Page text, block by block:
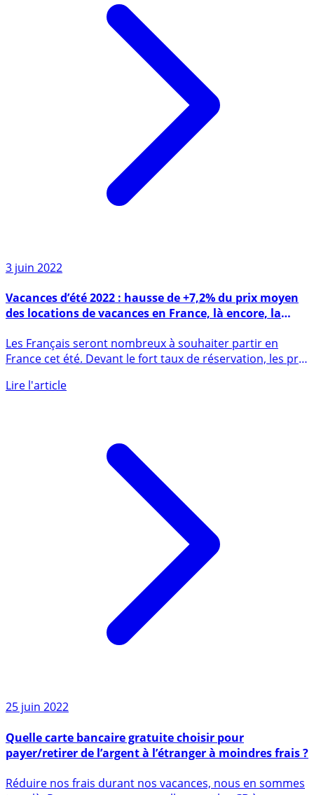
3 juin 2022
des locations de vacances en France, là encore, la
faute à la guerre en Ukraine ?
France cet été. Devant le fort taux de réservation, les prix
25 juin 2022
Quelle carte bancaire gratuite choisir pour
payer/retirer de l’argent à l’étranger à moindres frais ?